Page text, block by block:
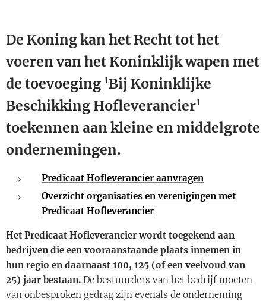
De Koning kan het Recht tot het
voeren van het Koninklijk wapen met
de toevoeging 'Bij Koninklijke
Beschikking Hofleverancier'
toekennen aan kleine en middelgrote
ondernemingen.
Predicaat Hofleverancier aanvragen
Overzicht organisaties en verenigingen met
Predicaat Hofleverancier
Het Predicaat Hofleverancier wordt toegekend aan
bedrijven die een vooraanstaande plaats innemen in
hun regio en daarnaast 100, 125 (of een veelvoud van
25) jaar bestaan. De bestuurders van het bedrijf moeten
van onbesproken gedrag zijn evenals de onderneming